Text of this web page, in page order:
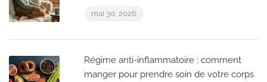
mai 30, 2026
Régime anti-inflammatoire : comment
manger pour prendre soin de votre corps